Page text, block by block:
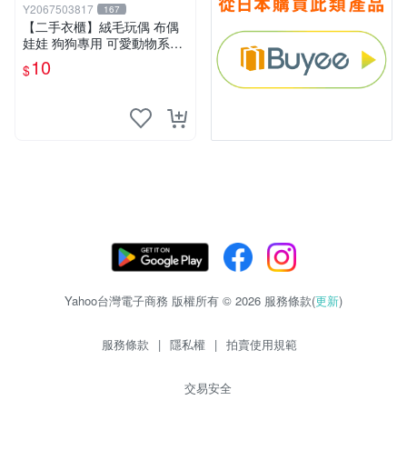
Y2067503817 167
【二手衣櫃】絨毛玩偶 布偶
娃娃 狗狗專用 可愛動物系列
耐咬耐磨玩具 玩偶 粉紅熊寵
物玩具 1120929
$10
Yahoo台灣電子商務 版權所有 © 2026 服務條款(更新)
服務條款 | 隱私權 | 拍賣使用規範
交易安全